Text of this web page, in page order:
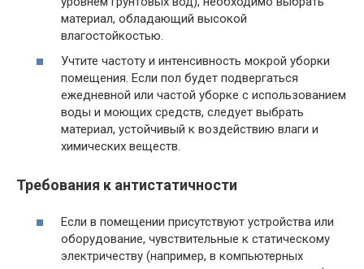
материал, обладающий высокой
влагостойкостью.
Учтите частоту и интенсивность мокрой уборки
помещения. Если пол будет подвергаться
ежедневной или частой уборке с использованием
воды и моющих средств, следует выбрать
материал, устойчивый к воздействию влаги и
химических веществ.
Требования к антистатичности
Если в помещении присутствуют устройства или
оборудование, чувствительные к статическому
электричеству (например, в компьютерных